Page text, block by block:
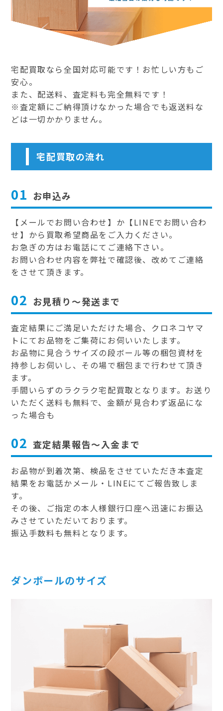
宅配買取なら全国対応可能です！お忙しい方もご
安心。
また、配送料、査定料も完全無料です！
※査定額にご納得頂けなかった場合でも返送料な
どは一切かかりません。
宅配買取の流れ
01 お申込み
【メールでお問い合わせ】か【LINEでお問い合わ
せ】から買取希望商品をご入力ください。
お急ぎの方はお電話にてご連絡下さい。
お問い合わせ内容を弊社で確認後、改めてご連絡
をさせて頂きます。
02 お見積り～発送まで
査定結果にご満足いただけた場合、クロネコヤマ
トにてお品物をご集荷にお伺いいたします。
お品物に見合うサイズの段ボール等の梱包資材を
持参しお伺いし、その場で梱包まで行わせて頂き
ます。
手間いらずのラクラク宅配買取となります。お送り
いただく送料も無料で、金額が見合わず返品にな
った場合も
02 査定結果報告～入金まで
お品物が到着次第、検品をさせていただき本査定
結果をお電話かメール・LINEにてご報告致しま
す。
その後、ご指定の本人様銀行口座へ迅速にお振込
みさせていただいております。
振込手数料も無料となります。
ダンボールのサイズ